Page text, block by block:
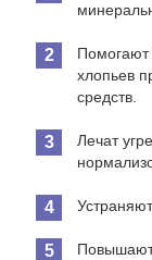
Помогают
хлопьев
средств.
Лечат